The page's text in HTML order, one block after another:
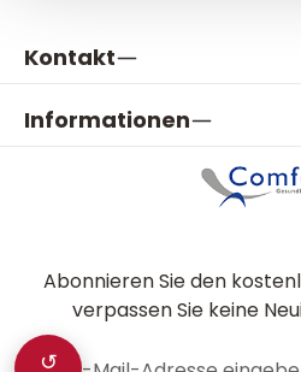
Kontakt
Informationen
Abonnieren Sie den
verpassen Sie keine
E-Mail-Adresse*
↺